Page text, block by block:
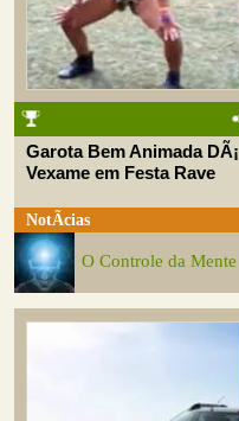
Garota Bem Animada DÃ¡
Vexame em Festa Rave
NotÃ­cias
O Controle da Mente